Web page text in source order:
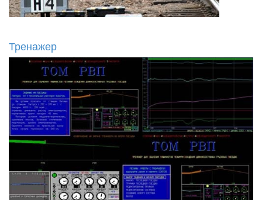
Тренажер